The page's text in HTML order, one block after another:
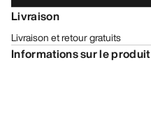
Livraison
Livraison et retour gratuits
Informations sur le produit